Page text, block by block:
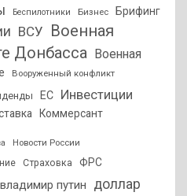
Беспилотники Бизнес
Брифинг
ВСУ Военная
Донбасса
Военная
Вооруженный конфликт
ЕС Инвестиции
Коммерсант
Новости России
Страховка ФРС
владимир путин доллар